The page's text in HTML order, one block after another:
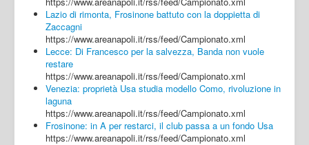
Lazio di rimonta, Frosinone battuto con la doppietta di
Zaccagni
https://www.areanapoli.it/rss/feed/Campionato.xml
Lecce: Di Francesco per la salvezza, Banda non vuole
restare
https://www.areanapoli.it/rss/feed/Campionato.xml
Venezia: proprietà Usa studia modello Como, rivoluzione in
laguna
https://www.areanapoli.it/rss/feed/Campionato.xml
Frosinone: in A per restarci, il club passa a un fondo Usa
https://www.areanapoli.it/rss/feed/Campionato.xml